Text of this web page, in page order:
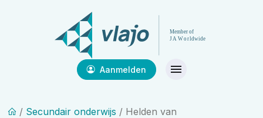
Aanmelden
/ Secundair onderwijs / Helden van